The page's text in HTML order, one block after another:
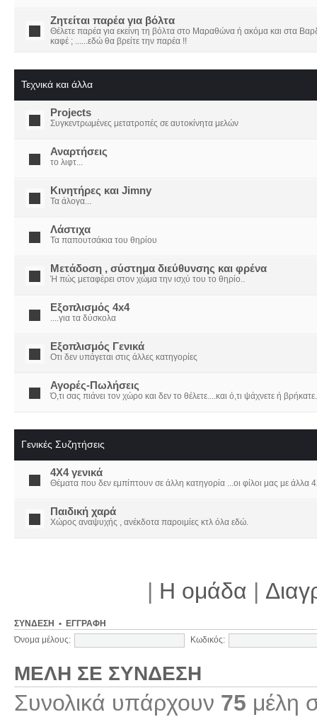
Ζητείται παρέα για βόλτα
Θέλετε παρέα για εκείνη τη βόλτα στο Μαραθώνα ή ακόμα και στα
καφέ ; ......εδώ θα βρείτε την παρέα !!
Τεχνικά και άλλα
Projects
Συγκεντρωμένες μετατροπές σε αυτοκίνητα μελών
Αναρτήσεις
το λιφτ...
Κινητήρες και Jimny
Τα άλογα...
Λάστιχα
Τα παπουτσάκια του θηρίου
Μετάδοση , σύστημα διεύθυνσης και φρένα
Ή πώς μεταφέρει στον χώμα την ισχύ του το θηρίο..
Εξοπλισμός 4x4
....για τα δύσκολα
Εξοπλισμός Γενικά
Οτι δεν υπάγεται στις άλλες κατηγορίες
Αγορές-Πωλήσεις
Ό,τι σας πιάνει τον χώρο και δεν το θέλετε....και ό,τι ψάχνετε ή
Γενικές Συζητήσεις
4X4 γενικά
Θέματα που δεν εμπίπτουν σε άλλη κατηγορία ...οι φίλοι μας με άλλα
Παιδική χαρά
Χώρος αναψυχής , ανέκδοτα παροιμίες κτλ όλα εδώ.
| Η ομάδα |
ΣΎΝΔΕΣΗ • ΕΓΓΡΑΦΉ
Όνομα μέλους: Κωδικός:
ΜΈΛΗ ΣΕ ΣΎΝΔΕΣΗ
Συνολικά υπάρχουν 75 μέλη